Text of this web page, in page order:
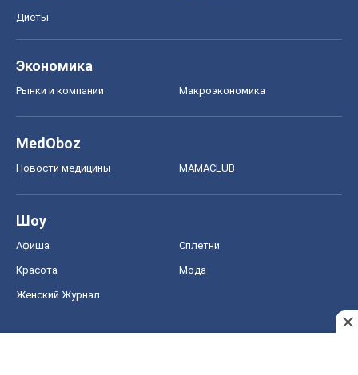
Диеты
Экономика
Рынки и компании Mакроэкономика
MedOboz
Новости медицины MAMACLUB
Шоу
Афиша Сплетни
Красота Мода
Женский Журнал